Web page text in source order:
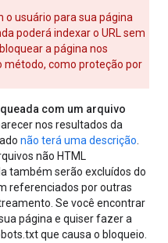
usuário para sua página
poderá indexar o URL sem
a página nos
método, como proteção por
com um arquivo
nos resultados da
não terá uma descrição
não HTML
também serão excluídos do
referenciados por outras
Se você encontrar
página e quiser fazer a
que causa o bloqueio.